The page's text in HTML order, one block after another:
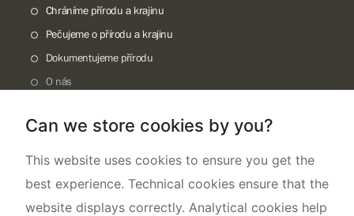
Chráníme přírodu a krajinu
Pečujeme o přírodu a krajinu
Dokumentujeme přírodu
O nás
Can we store cookies by you?
This website uses cookies to ensure you get the
best experience. Technical cookies ensure that the
website displays correctly. Analytical cookies help